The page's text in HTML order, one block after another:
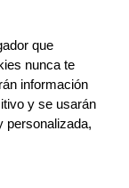
que
nunca te
información
y se usarán
personalizada,